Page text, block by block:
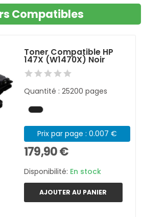
Compatibles
Toner Compatible HP
147X (W1470X) Noir
Quantité : 25200 pages
Prix par page : 0.007 €
179,90 €
Disponibilité: En stock
AJOUTER AU PANIER